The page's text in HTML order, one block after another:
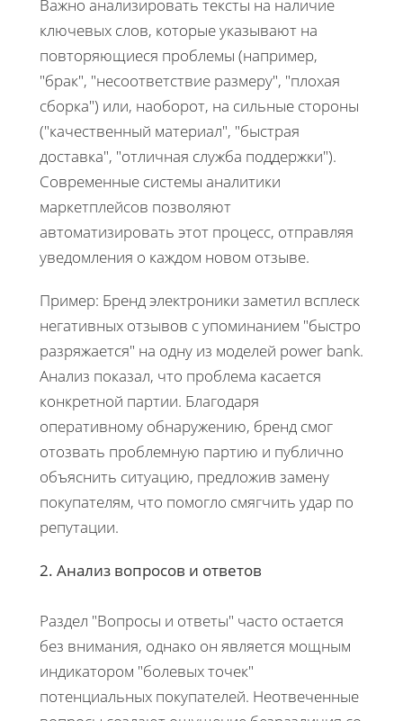
Важно анализировать тексты на наличие
ключевых слов, которые указывают на
повторяющиеся проблемы (например,
"брак", "несоответствие размеру", "плохая
сборка") или, наоборот, на сильные стороны
("качественный материал", "быстрая
доставка", "отличная служба поддержки").
Современные системы аналитики
маркетплейсов позволяют
автоматизировать этот процесс, отправляя
уведомления о каждом новом отзыве.
Пример: Бренд электроники заметил всплеск
негативных отзывов с упоминанием "быстро
разряжается" на одну из моделей power bank.
Анализ показал, что проблема касается
конкретной партии. Благодаря
оперативному обнаружению, бренд смог
отозвать проблемную партию и публично
объяснить ситуацию, предложив замену
покупателям, что помогло смягчить удар по
репутации.
2. Анализ вопросов и ответов
Раздел "Вопросы и ответы" часто остается
без внимания, однако он является мощным
индикатором "болевых точек"
потенциальных покупателей. Неотвеченные